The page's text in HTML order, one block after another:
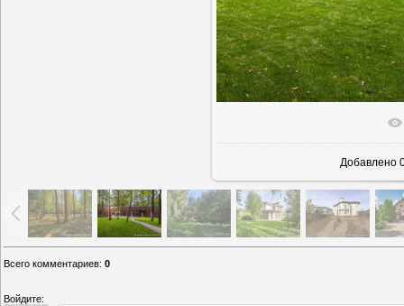
В
Добавлено
Всего комментариев: 0
Войдите: